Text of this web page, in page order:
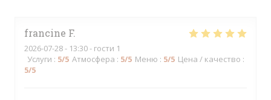
francine F
2026-07-28- 13:30 - гости 1
Услуги : 5/5 Атмосфера : 5/5 Меню : 5/5 Цена / качество :
5/5